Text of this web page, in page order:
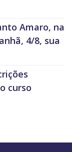
Amaro, na
4/8, sua
curso